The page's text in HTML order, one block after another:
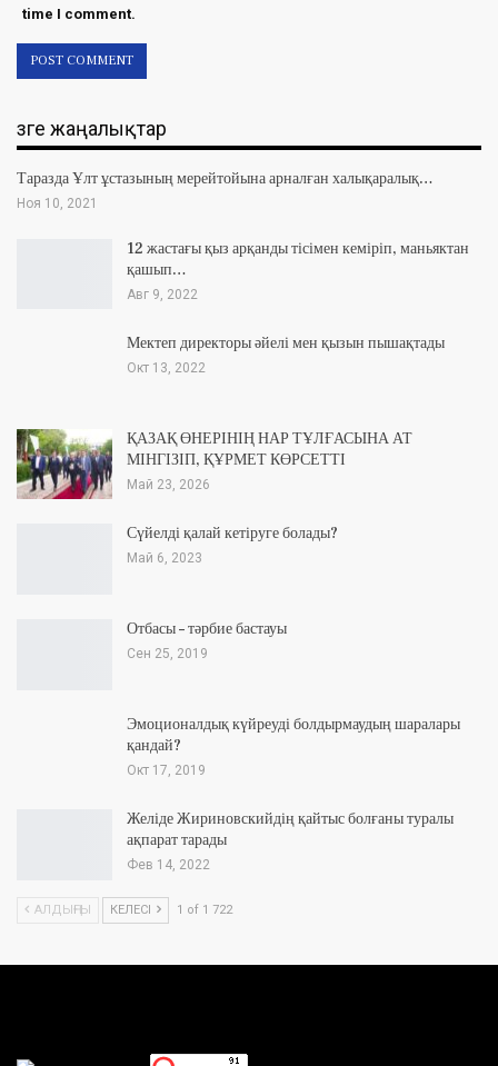
time I comment.
Өзге жаңалықтар
Таразда Ұлт ұстазының мерейтойына арналған халықаралық…
Ноя 10, 2021
12 жастағы қыз арқанды тісімен кеміріп, маньяктан
қашып…
Авг 9, 2022
Мектеп директоры әйелі мен қызын пышақтады
Окт 13, 2022
ҚАЗАҚ ӨНЕРІНІҢ НАР ТҰЛҒАСЫНА АТ
МІНГІЗІП, ҚҰРМЕТ КӨРСЕТТІ
Май 23, 2026
Сүйелді қалай кетіруге болады?
Май 6, 2023
Отбасы – тәрбие бастауы
Сен 25, 2019
Эмоционалдық күйреуді болдырмаудың шаралары
қандай?
Окт 17, 2019
Желіде Жириновскийдің қайтыс болғаны туралы
ақпарат тарады
Фев 14, 2022
АЛДЫҢҒЫ КЕЛЕСІ 1 of 1 722